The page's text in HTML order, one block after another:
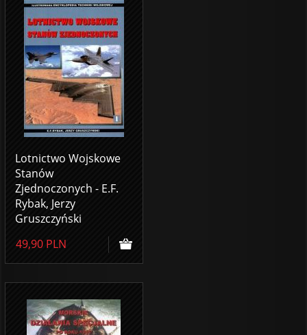
Lotnictwo Wojskowe
Stanów
Zjednoczonych - E.F.
Rybak, Jerzy
Gruszczyński
49,90 PLN